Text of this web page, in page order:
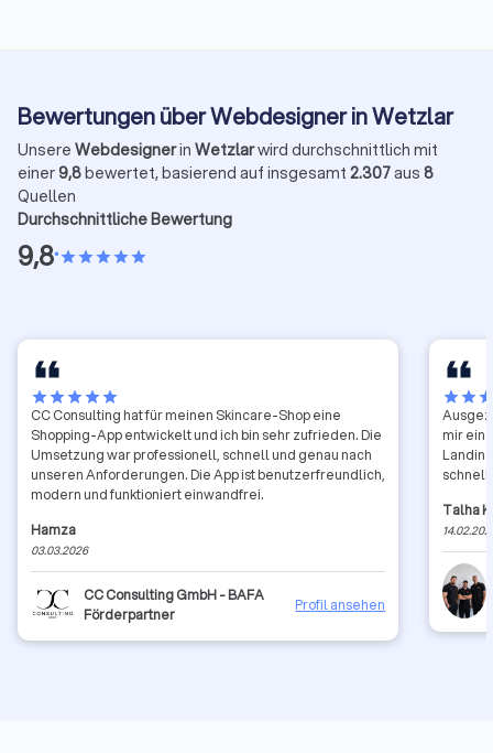
Bewertungen über Webdesigner in Wetzlar
Unsere Webdesignerin Wetzlarwird durchschnittlich mit
einer9,8bewertet, basierend auf insgesamt 2.307aus 8
Quellen
Durchschnittliche Bewertung
9,8•starstarstarstarstar
starstarstarstarstar
CC Consulting hat für meinen Skincare-Shop eine
Shopping-App entwickelt und ich bin sehr zufrieden. Die
Umsetzung war professionell, schnell und genau nach
unseren Anforderungen. Die App ist benutzerfreundlich,
modern und funktioniert einwandfrei.
Hamza
03.03.2026
CC Consulting GmbH - BAFA
Förderpartner
Profil ansehen
starstar
mir
Talha